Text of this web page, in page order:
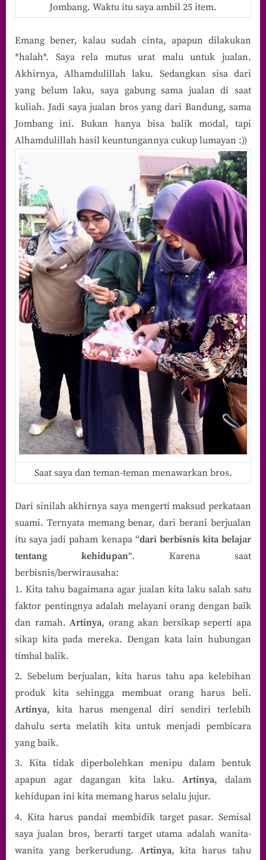
Jombang. Waktu itu saya ambil 25 item.
Emang bener, kalau sudah cinta, apapun dilakukan
*halah*. Saya rela mutus urat malu untuk jualan.
Akhirnya, Alhamdulillah laku. Sedangkan sisa dari
yang belum laku, saya gabung sama jualan di saat
kuliah. Jadi saya jualan bros yang dari Bandung, sama
Jombang ini. Bukan hanya bisa balik modal, tapi
Alhamdulillah hasil keuntungannya cukup lumayan :))
Saat saya dan teman-teman menawarkan bros.
Dari sinilah akhirnya saya mengerti maksud perkataan
suami. Ternyata memang benar, dari berani berjualan
itu saya jadi paham kenapa “dari berbisnis kita belajar
tentang kehidupan“. Karena saat
berbisnis/berwirausaha:
Kita tahu bagaimana agar jualan kita laku salah satu
faktor pentingnya adalah melayani orang dengan baik
dan ramah.Artinya, orang akan bersikap seperti apa
sikap kita pada mereka. Dengan kata lain hubungan
timbal balik.
Sebelum berjualan, kita harus tahu apa kelebihan
produk kita sehingga membuat orang harus beli.
Artinya, kita harus mengenal diri sendiri terlebih
dahulu serta melatih kita untuk menjadi pembicara
yang baik.
Kita tidak diperbolehkan menipu dalam bentuk
apapun agar dagangan kita laku. Artinya, dalam
kehidupan ini kita memang harus selalu jujur.
Kita harus pandai membidik target pasar. Semisal
saya jualan bros, berarti target utama adalah wanita-
wanita yang berkerudung. Artinya, kita harus tahu